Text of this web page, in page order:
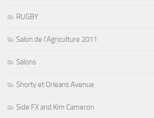
RUGBY
Salon de l'Agriculture 2011
Salons
Shorty et Orleans Avenue
Side FX and Kim Cameron